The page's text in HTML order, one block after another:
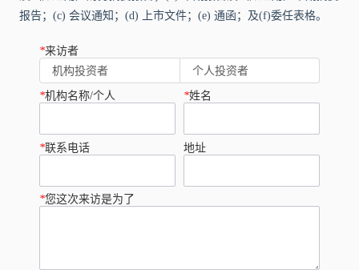
报告；(c) 会议通知；(d) 上市文件；(e) 通函；及(f)委任表格。
*来访者
机构投资者 个人投资者
*机构名称/个人 *姓名
*联系电话 地址
*您这次来访是为了